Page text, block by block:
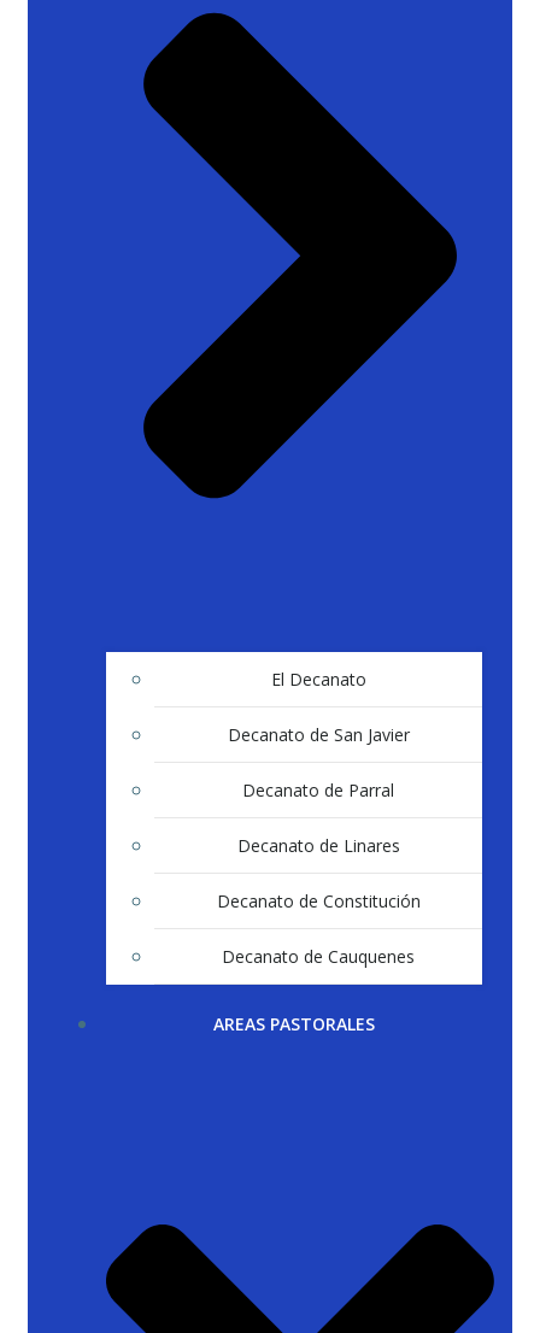
El Decanato
Decanato de San Javier
Decanato de Parral
Decanato de Linares
Decanato de Constitución
Decanato de Cauquenes
AREAS PASTORALES